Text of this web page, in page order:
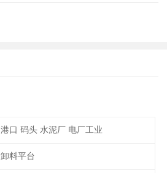
港口 码头 水泥厂 电厂工业
卸料平台